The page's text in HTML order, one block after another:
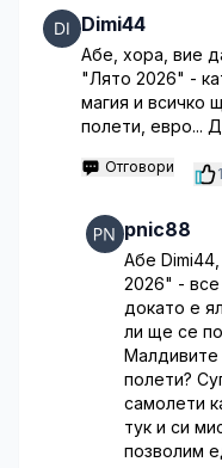
Dimi44
Абе, хора, вие
"Лято 2026" -
магия и всичко
полети, евро...
Отговори 1
pnic88
Абе
2026" - все
докато е
ли ще се
Малдивите
полети?
самолети
тук и си
позволим